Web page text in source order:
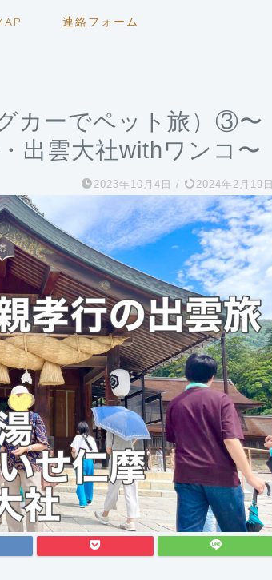
連絡フォーム
カーでペット旅）③〜
出雲大社withワンコ〜
2023年10月4日 / 2024年2月19日